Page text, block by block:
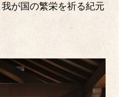
が国の繁栄を祈る紀元